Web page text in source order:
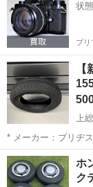
状
プリ
上
* メーカー：ブリヂ
* 本数：1本 * 製造年
ペアタイヤや、1本
千葉 市原市
ホ
ク